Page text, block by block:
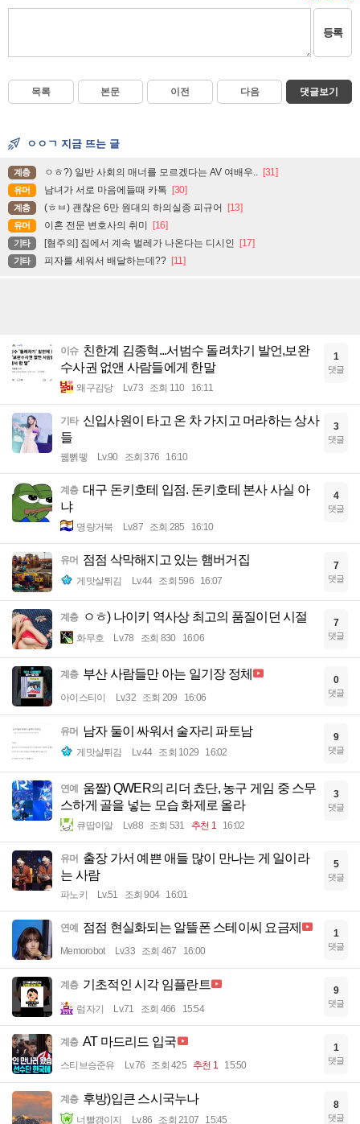
등록
목록 본문 이전 다음 댓글보기
ㅇㅇㄱ 지금 뜨는 글
계층 ㅇㅎ?) 일반 사회의 매너를 모르겠다는 AV 여배우.. [31]
유머 남녀가 서로 마음에들때 카톡 [30]
계층 (ㅎㅂ) 괜찮은 6만 원대의 하의실종 피규어 [13]
유머 이혼 전문 변호사의 취미 [16]
기타 [혐주의] 집에서 계속 벌레가 나온다는 디시인 [17]
기타 피자를 세워서 배달하는데?? [11]
이슈 친한계 김종혁...서범수 돌려차기 발언,보완
수사권 없앤 사람들에게 한말
왜구김당 Lv.73 조회 110 16:11
1
댓글
기타 신입사원이 타고 온 차 가지고 머라하는 상사
들
꿻뻵뗗 Lv.90 조회 376 16:10
3
댓글
계층 대구 돈키호테 입점. 돈키호테 본사 사실 아
냐
명량거북 Lv.87 조회 285 16:10
4
댓글
유머 점점 삭막해지고 있는 햄버거집
게맛살튀김 Lv.44 조회 596 16:07
7
댓글
계층 ㅇㅎ) 나이키 역사상 최고의 품질이던 시절
화무호 Lv.78 조회 830 16:06
7
댓글
계층 부산 사람들만 아는 일기장 정체
아이스티이 Lv.32 조회 209 16:06
0
댓글
유머 남자 둘이 싸워서 술자리 파토남
게맛살튀김 Lv.44 조회 1029 16:02
9
댓글
연예 움짤) QWER의 리더 쵸단, 농구 게임 중 스무
스하게 골을 넣는 모습 화제로 올라
큐땁이알 Lv.88 조회 531 추천 1 16:02
3
댓글
유머 출장 가서 예쁜 애들 많이 만나는 게 일이라
는 사람
파노키 Lv.51 조회 904 16:01
5
댓글
연예 점점 현실화되는 알뜰폰 스테이씨 요금제
Memorobot Lv.33 조회 467 16:00
1
댓글
계층 기초적인 시각 임플란트
럼자기 Lv.71 조회 466 15:54
9
댓글
계층 AT 마드리드 입국
스티브승준유 Lv.76 조회 425 추천 1 15:50
1
댓글
계층 후방)입큰 스시국누나
너빨갱이지 Lv.86 조회 2107 15:45
8
댓글